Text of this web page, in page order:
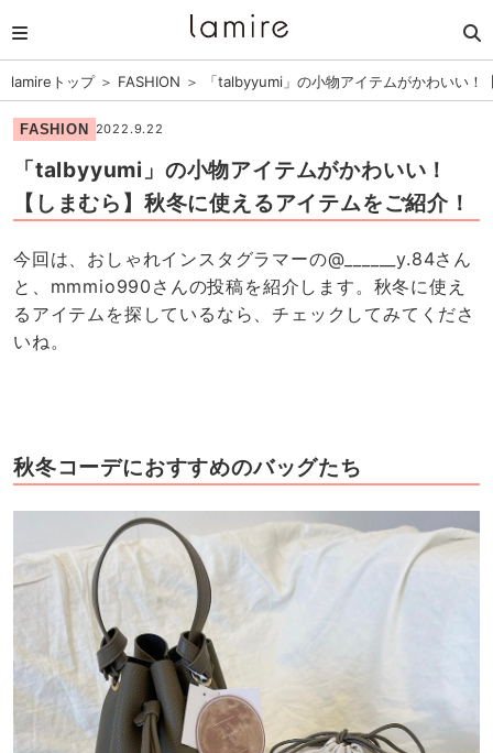
lamireトップ＞ FASHION ＞ 「talbyyumi」の小物アイテムがかわいい
FASHION 2022.9.22
「talbyyumi」の小物アイテムがかわいい！
【しまむら】秋冬に使えるアイテムをご紹介！
今回は、おしゃれインスタグラマーの@______y.84さん
と、mmmio990さんの投稿を紹介します。秋冬に使え
るアイテムを探しているなら、チェックしてみてくださ
いね。
秋冬コーデにおすすめのバッグたち